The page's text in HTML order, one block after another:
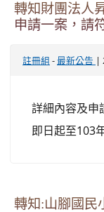
轉知財團法人
申請一案，請
註冊組 - 最新公告 |
詳細內容及申
即日起至103
轉知:山腳國民